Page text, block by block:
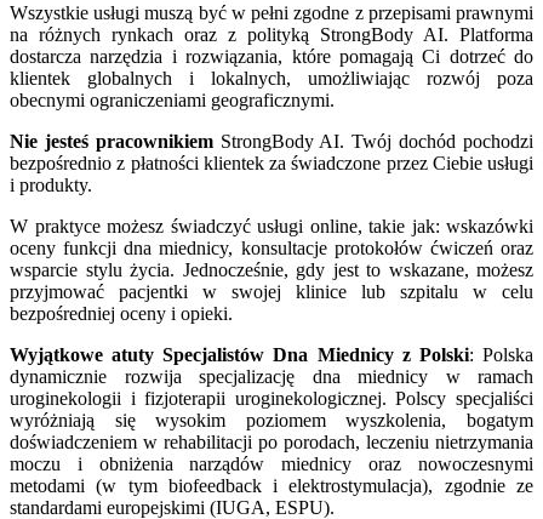
Wszystkie usługi muszą być w pełni zgodne z przepisami prawnymi
na różnych rynkach oraz z polityką StrongBody AI. Platforma
dostarcza narzędzia i rozwiązania, które pomagają Ci dotrzeć do
klientek globalnych i lokalnych, umożliwiając rozwój poza
obecnymi ograniczeniami geograficznymi.
Nie jesteś pracownikiemStrongBody AI. Twój dochód pochodzi
bezpośrednio z płatności klientek za świadczone przez Ciebie usługi
i produkty.
W praktyce możesz świadczyć usługi online, takie jak: wskazówki
oceny funkcji dna miednicy, konsultacje protokołów ćwiczeń oraz
wsparcie stylu życia. Jednocześnie, gdy jest to wskazane, możesz
przyjmować pacjentki w swojej klinice lub szpitalu w celu
bezpośredniej oceny i opieki.
Wyjątkowe atuty Specjalistów Dna Miednicy z Polski: Polska
dynamicznie rozwija specjalizację dna miednicy w ramach
uroginekologii i fizjoterapii uroginekologicznej. Polscy specjaliści
wyróżniają się wysokim poziomem wyszkolenia, bogatym
doświadczeniem w rehabilitacji po porodach, leczeniu nietrzymania
moczu i obniżenia narządów miednicy oraz nowoczesnymi
metodami (w tym biofeedback i elektrostymulacja), zgodnie ze
standardami europejskimi (IUGA, ESPU).